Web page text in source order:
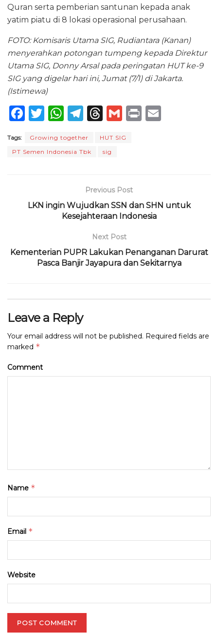
Quran serta pemberian santunan kepada anak
yatim piatu di 8 lokasi operasional perusahaan.
FOTO: Komisaris Utama SIG, Rudiantara (Kanan)
menyerahkan potongan tumpeng kepada Direktur
Utama SIG, Donny Arsal pada peringatan HUT ke-9
SIG yang digelar hari ini, Jumat (7/1) di Jakarta.
(Istimewa)
F
c
e
o
T
it
te
W
a
ts
p
T
e
g
m
T
re
a
s
G
ai
P
Tags: Growing together
HUT SIG
PT Semen Indonesia Tbk
sig
Previous Post
LKN ingin Wujudkan SSN dan SHN untuk
Kesejahteraan Indonesia
Next Post
Kementerian PUPR Lakukan Penanganan Darurat
Pasca Banjir Jayapura dan Sekitarnya
Leave a Reply
Your email address will not be published. Required fields are
marked *
Comment
Name *
Email *
Website